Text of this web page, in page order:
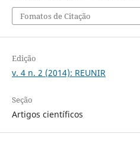
Fomatos de Citação
Edição
v. 4 n. 2 (2014): REUNIR
Seção
Artigos científicos